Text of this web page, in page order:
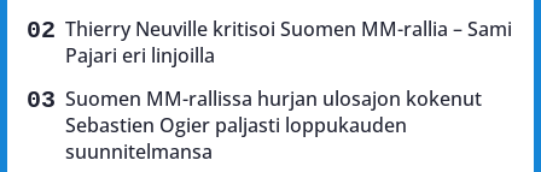
Thierry Neuville kritisoi Suomen MM-rallia – Sami
Pajari eri linjoilla
Suomen MM-rallissa hurjan ulosajon kokenut
Sebastien Ogier paljasti loppukauden
suunnitelmansa